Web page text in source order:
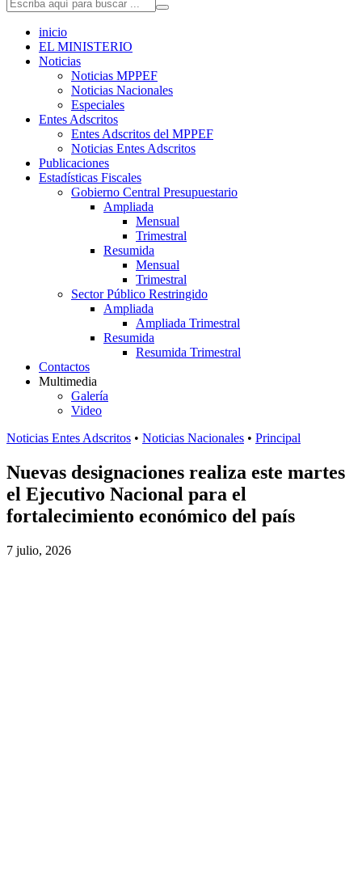
inicio
EL MINISTERIO
Noticias
Noticias MPPEF
Noticias Nacionales
Especiales
Entes Adscritos
Entes Adscritos del MPPEF
Noticias Entes Adscritos
Publicaciones
Estadísticas Fiscales
Gobierno Central Presupuestario
Ampliada
Mensual
Trimestral
Resumida
Mensual
Trimestral
Sector Público Restringido
Ampliada
Ampliada Trimestral
Resumida
Resumida Trimestral
Contactos
Multimedia
Galería
Video
Noticias Entes Adscritos • Noticias Nacionales • Principal
Nuevas designaciones realiza este martes
el Ejecutivo Nacional para el
fortalecimiento económico del país
7 julio, 2026